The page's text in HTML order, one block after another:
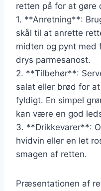
retten på for at gøre
1. **Anretning**:
skål til at anrette
midten og pynt med
drys parmesanost.
2. **Tilbehør**:
salat eller brød for
fyldigt. En simpel
kan være en god
3. **Drikkevarer**:
hvidvin eller en let
smagen af retten.
Præsentationen af